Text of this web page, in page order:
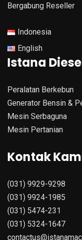
Bergabung Reseller
Indonesia
English
Istana
Peralatan Berkebun
Generator Bensin &
Mesin Serbaguna
Mesin Pertanian
Kontak
(031) 9929-9298
(031) 9924-1985
(031) 5474-231
(031) 5324-1647